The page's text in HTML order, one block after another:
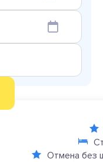
Отмена без